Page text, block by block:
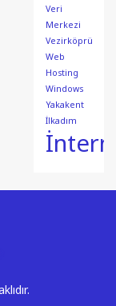
Veri
Merkezi
Vezirköprü
Web
Hosting
Windows
Yakakent
İlkadım